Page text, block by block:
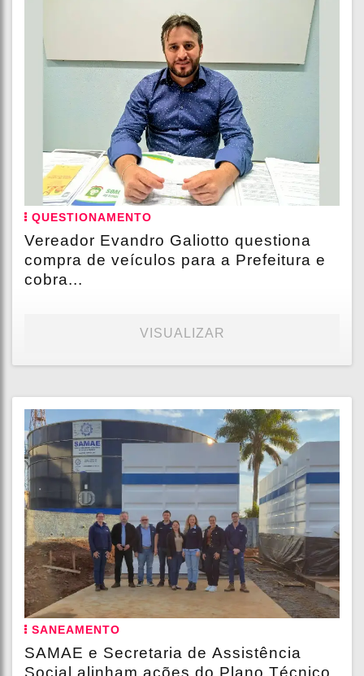
QUESTIONAMENTO
Vereador Evandro Galiotto questiona
compra de veículos para a Prefeitura e
cobra...
VISUALIZAR
SANEAMENTO
SAMAE e Secretaria de Assistência
Social alinham ações do Plano Técnico